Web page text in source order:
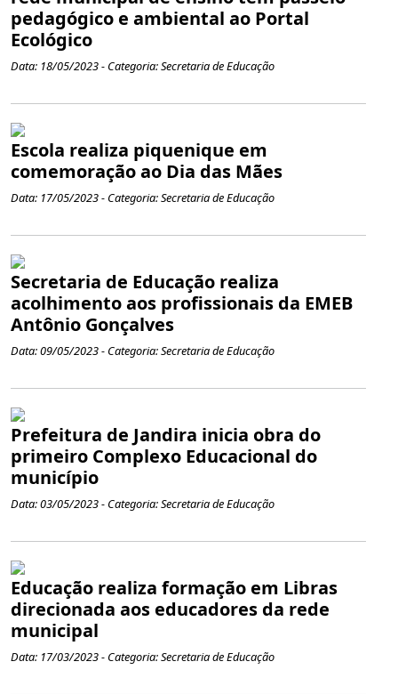
pedagógico e ambiental ao Portal
Ecológico
Data: 18/05/2023 - Categoria: Secretaria de Educação
Escola realiza piquenique em
comemoração ao Dia das Mães
Data: 17/05/2023 - Categoria: Secretaria de Educação
Secretaria de Educação realiza
acolhimento aos profissionais da EMEB
Antônio Gonçalves
Data: 09/05/2023 - Categoria: Secretaria de Educação
Prefeitura de Jandira inicia obra do
primeiro Complexo Educacional do
município
Data: 03/05/2023 - Categoria: Secretaria de Educação
Educação realiza formação em Libras
direcionada aos educadores da rede
municipal
Data: 17/03/2023 - Categoria: Secretaria de Educação